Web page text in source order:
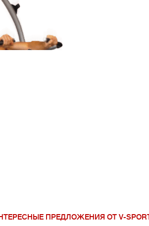
ПРЕДЛОЖЕНИЯ ОТ V-